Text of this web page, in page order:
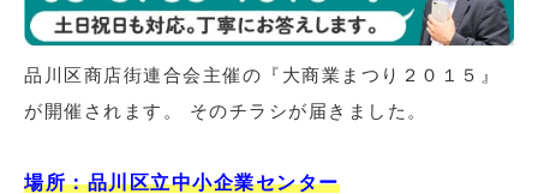
品川区商店街連合会主催の『大商業まつり２０１５』
が開催されます。 そのチラシが届きました。
場所：品川区立中小企業センター